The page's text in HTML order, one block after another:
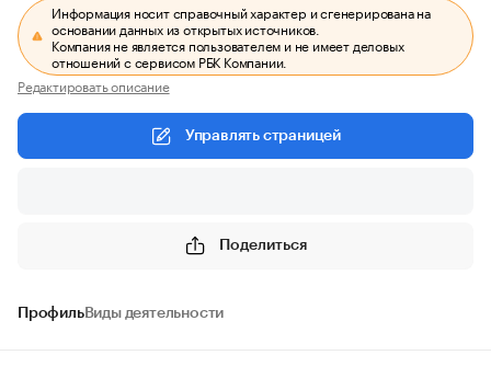
Информация носит справочный характер и сгенерирована на
основании данных из открытых источников.
Компания не является пользователем и не имеет деловых
отношений с сервисом РБК Компании.
Редактировать описание
Управлять страницей
Поделиться
ПрофильВиды деятельности